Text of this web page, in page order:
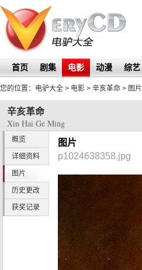
首页 剧集 电影 动漫 综艺
您的位置： 电驴大全 > 电影 > 辛亥革命 > 图片
辛亥革命
Xin Hai Ge Ming
概览
详细资料
图片
历史更改
获奖记录
图片
p1024638358.jpg